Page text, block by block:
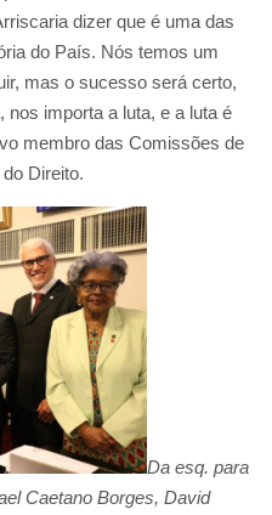
dizer que é uma das
do País. Nós temos um
mas o sucesso será certo,
nos importa a luta, e a luta é
membro das Comissões de
Direito.
Da esq. para
Caetano Borges, David